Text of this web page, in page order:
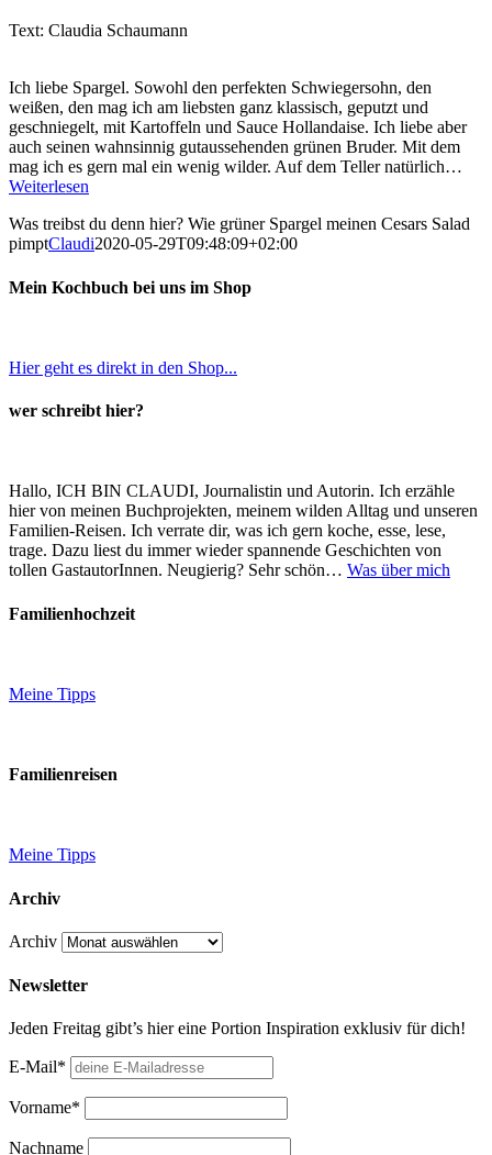
Text: Claudia Schaumann
Ich liebe Spargel. Sowohl den perfekten Schwiegersohn, den
weißen, den mag ich am liebsten ganz klassisch, geputzt und
geschniegelt, mit Kartoffeln und Sauce Hollandaise. Ich liebe aber
auch seinen wahnsinnig gutaussehenden grünen Bruder. Mit dem
mag ich es gern mal ein wenig wilder. Auf dem Teller natürlich…
Weiterlesen
Was treibst du denn hier? Wie grüner Spargel meinen Cesars Salad
pimptClaudi2020-05-29T09:48:09+02:00
Mein Kochbuch bei uns im Shop
Hier geht es direkt in den Shop...
wer schreibt hier?
Hallo, ICH BIN CLAUDI, Journalistin und Autorin. Ich erzähle
hier von meinen Buchprojekten, meinem wilden Alltag und unseren
Familien-Reisen. Ich verrate dir, was ich gern koche, esse, lese,
trage. Dazu liest du immer wieder spannende Geschichten von
tollen GastautorInnen. Neugierig? Sehr schön… Was über mich
Familienhochzeit
Meine Tipps
Familienreisen
Meine Tipps
Archiv
Archiv
Newsletter
Jeden Freitag gibt’s hier eine Portion Inspiration exklusiv für dich!
E-Mail*
Vorname*
Nachname